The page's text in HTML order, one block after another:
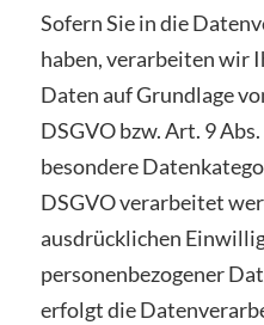
Sofern Sie in die
haben, verarbeiten wir
Daten auf Grundlage
DSGVO bzw. Art. 9
besondere
DSGVO verarbeitet
ausdrücklichen
personenbezogener
erfolgt die